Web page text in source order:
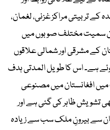
کے تربیتی مراکز غزنی، لغمان،
سمیت مختلف صوبوں میں
کے مشرقی اور شمالی علاقوں
ہے۔ اس کا طویل المدتی ہدف
افغانستان میں مصنوعی
تشویش ظاہر کی گئی ہے اور
سے بیرونِ ملک سب سے زیادہ